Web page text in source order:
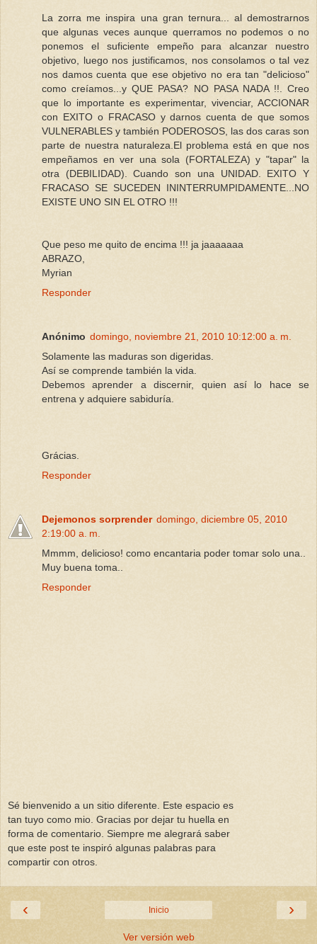
La zorra me inspira una gran ternura... al demostrarnos
que algunas veces aunque querramos no podemos o no
ponemos el suficiente empeño para alcanzar nuestro
objetivo, luego nos justificamos, nos consolamos o tal vez
nos damos cuenta que ese objetivo no era tan "delicioso"
como creíamos...y QUE PASA? NO PASA NADA !!. Creo
que lo importante es experimentar, vivenciar, ACCIONAR
con EXITO o FRACASO y darnos cuenta de que somos
VULNERABLES y también PODEROSOS, las dos caras son
parte de nuestra naturaleza.El problema está en que nos
empeñamos en ver una sola (FORTALEZA) y "tapar" la
otra (DEBILIDAD). Cuando son una UNIDAD. EXITO Y
FRACASO SE SUCEDEN ININTERRUMPIDAMENTE...NO
EXISTE UNO SIN EL OTRO !!!
Que peso me quito de encima !!! ja jaaaaaaa
ABRAZO,
Myrian
Responder
Anónimo domingo, noviembre 21, 2010 10:12:00 a. m.
Solamente las maduras son digeridas.
Así se comprende también la vida.
Debemos aprender a discernir, quien así lo hace se
entrena y adquiere sabiduría.
Grácias.
Responder
Dejemonos sorprender domingo, diciembre 05, 2010
2:19:00 a. m.
Mmmm, delicioso! como encantaria poder tomar solo una..
Muy buena toma..
Responder
Sé bienvenido a un sitio diferente. Este espacio es
tan tuyo como mio. Gracias por dejar tu huella en
forma de comentario. Siempre me alegrará saber
que este post te inspiró algunas palabras para
compartir con otros.
‹ ›
Inicio
Ver versión web